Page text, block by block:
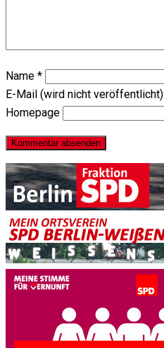
Name *
E-Mail (wird nicht veröffentlicht)
Homepage